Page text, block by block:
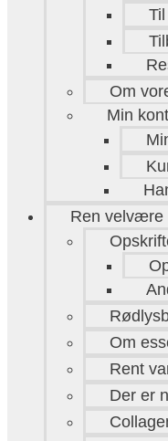
Om
Min
Ren velvære
Om
Rent
Der er